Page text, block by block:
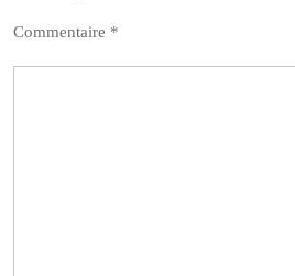
Commentaire *